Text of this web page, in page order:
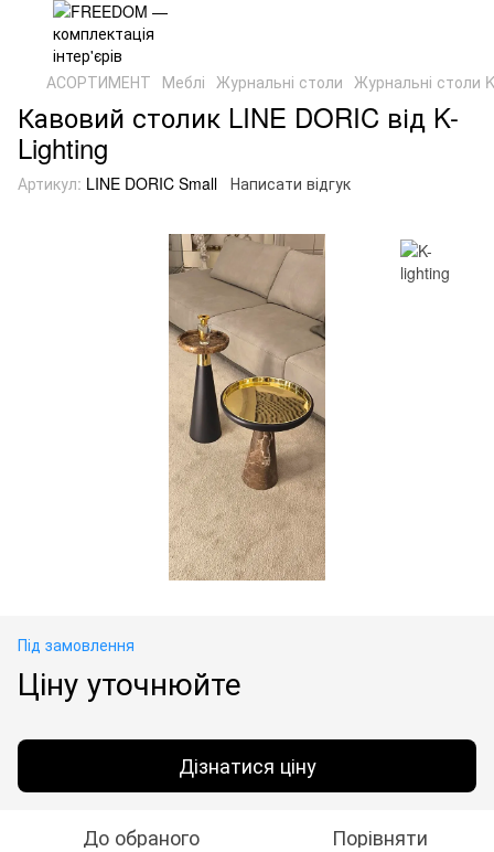
АСОРТИМЕНТ Меблі Журнальні столи Журнальні столи
Кавовий столик LINE DORIC від K-
Lighting
Артикул: LINE DORIC Small Написати відгук
Під замовлення
Ціну уточнюйте
Дізнатися ціну
До обраного Порівняти